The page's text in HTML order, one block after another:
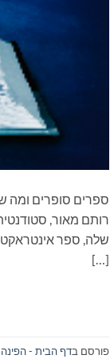
רותם מאור,
שלה, ספר
[…]
פורסם בדף הבית -